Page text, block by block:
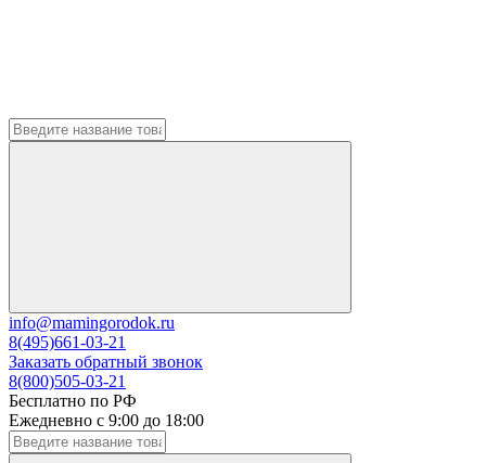
info@mamingorodok.ru
8(495)661-03-21
Заказать обратный звонок
8(800)505-03-21
Бесплатно по РФ
Ежедневно с 9:00 до 18:00